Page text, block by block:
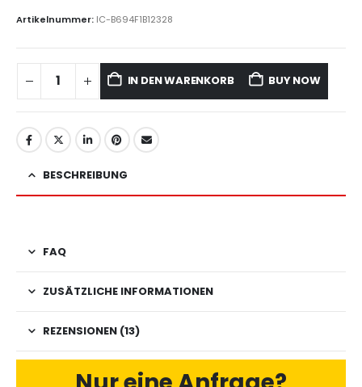
Artikelnummer: IC-B694F1B12328
IN DEN WARENKORB BUY NOW
BESCHREIBUNG
FAQ
ZUSÄTZLICHE INFORMATIONEN
REZENSIONEN (13)